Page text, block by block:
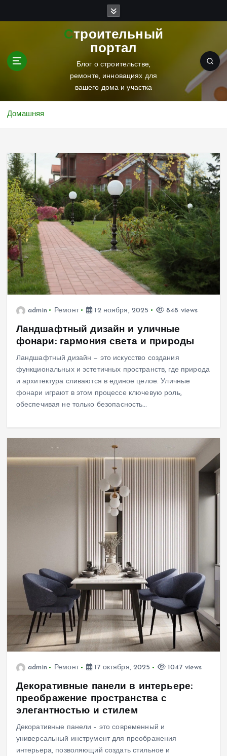
Строительный
портал
Блог о строительстве,
ремонте, инновациях для
вашего дома и участка
Домашняя
admin Ремонт 12 ноября, 2025 848 views
Ландшафтный дизайн и уличные
фонари: гармония света и природы
Ландшафтный дизайн — это искусство создания
функциональных и эстетичных пространств, где природа
и архитектура сливаются в единое целое. Уличные
фонари играют в этом процессе ключевую роль,
обеспечивая не только безопасность…
admin Ремонт 17 октября, 2025 1047 views
Декоративные панели в интерьере:
преображение пространства с
элегантностью и стилем
Декоративные панели – это современный и
универсальный инструмент для преображения
интерьера, позволяющий создать стильное и